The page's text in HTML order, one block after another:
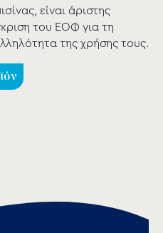
είναι άριστης
του ΕΟΦ για τη
της χρήσης τους.